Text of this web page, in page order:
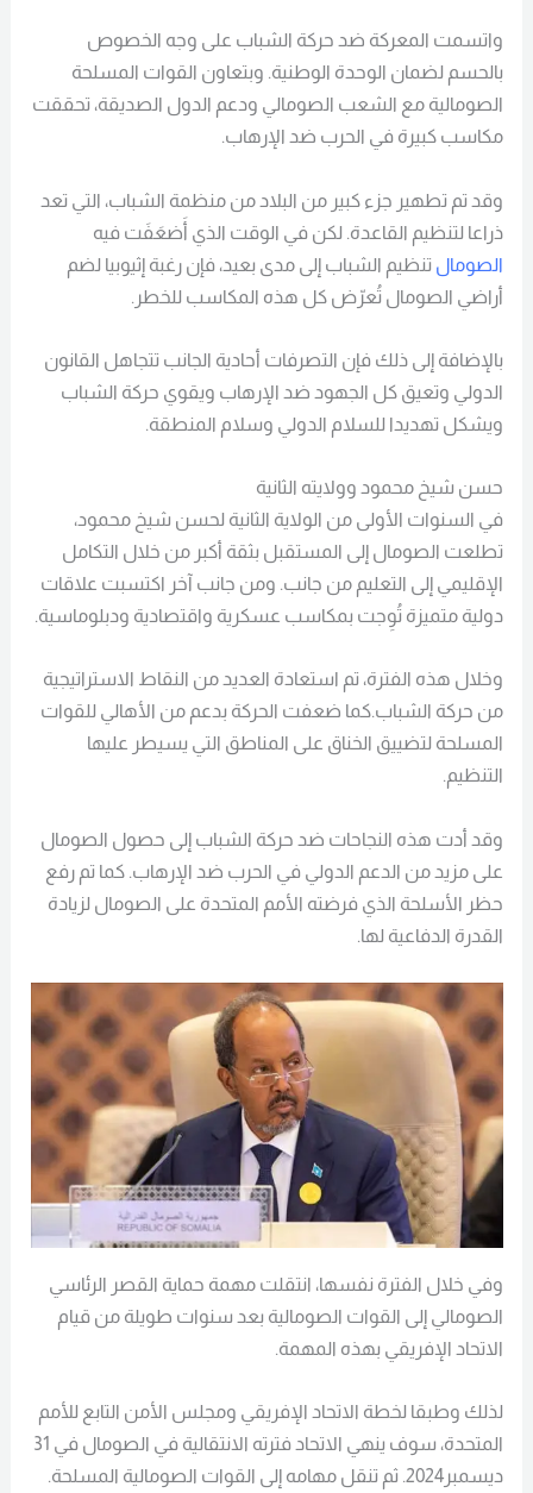
واتسمت المعركة ضد حركة الشباب على وجه الخصوص
بالحسم لضمان الوحدة الوطنية. وبتعاون القوات المسلحة
الصومالية مع الشعب الصومالي ودعم الدول الصديقة، تحققت
مكاسب كبيرة في الحرب ضد الإرهاب.
وقد تم تطهير جزء كبير من البلاد من منظمة الشباب، التي تعد
ذراعا لتنظيم القاعدة. لكن في الوقت الذي أَضعَفَت فيه
الصومال تنظيم الشباب إلى مدى بعيد، فإن رغبة إثيوبيا لضم
أراضي الصومال تُعرّض كل هذه المكاسب للخطر.
بالإضافة إلى ذلك فإن التصرفات أحادية الجانب تتجاهل القانون
الدولي وتعيق كل الجهود ضد الإرهاب ويقوي حركة الشباب
ويشكل تهديدا للسلام الدولي وسلام المنطقة.
حسن شيخ محمود وولايته الثانية
في السنوات الأولى من الولاية الثانية لحسن شيخ محمود،
تطلعت الصومال إلى المستقبل بثقة أكبر من خلال التكامل
الإقليمي إلى التعليم من جانب. ومن جانب آخر اكتسبت علاقات
دولية متميزة تُوِجت بمكاسب عسكرية واقتصادية ودبلوماسية.
وخلال هذه الفترة، تم استعادة العديد من النقاط الاستراتيجية
من حركة الشباب.كما ضعفت الحركة بدعم من الأهالي للقوات
المسلحة لتضييق الخناق على المناطق التي يسيطر عليها
التنظيم.
وقد أدت هذه النجاحات ضد حركة الشباب إلى حصول الصومال
على مزيد من الدعم الدولي في الحرب ضد الإرهاب. كما تم رفع
حظر الأسلحة الذي فرضته الأمم المتحدة على الصومال لزيادة
القدرة الدفاعية لها.
وفي خلال الفترة نفسها، انتقلت مهمة حماية القصر الرئاسي
الصومالي إلى القوات الصومالية بعد سنوات طويلة من قيام
الاتحاد الإفريقي بهذه المهمة.
لذلك وطبقا لخطة الاتحاد الإفريقي ومجلس الأمن التابع للأمم
المتحدة، سوف ينهي الاتحاد فترته الانتقالية في الصومال في 31
ديسمبر2024. ثم تنقل مهامه إلى القوات الصومالية المسلحة.